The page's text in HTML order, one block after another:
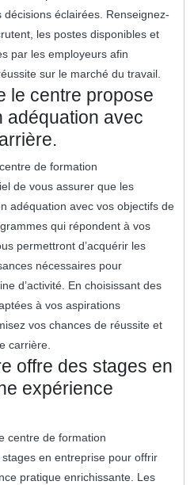
éclairées. Renseignez-
les postes disponibles et
par les employeurs afin
sur le marché du travail.
le centre propose
adéquation avec
de formation
de vous assurer que les
adéquation avec vos objectifs de
qui répondent à vos
permettront d’acquérir les
nécessaires pour
d’activité. En choisissant des
à vos aspirations
vos chances de réussite et
carrière.
offre des stages en
expérience
centre de formation
en entreprise pour offrir
pratique enrichissante. Les